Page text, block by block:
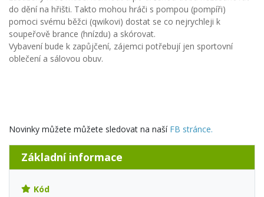
do dění na hřišti. Takto mohou hráči s pompou (pompíři)
pomoci svému běžci (qwikovi) dostat se co nejrychleji k
soupeřově brance (hnízdu) a skórovat.
Vybavení bude k zapůjčení, zájemci potřebují jen sportovní
oblečení a sálovou obuv.
Novinky můžete můžete sledovat na naší FB stránce.
Základní informace
Kód